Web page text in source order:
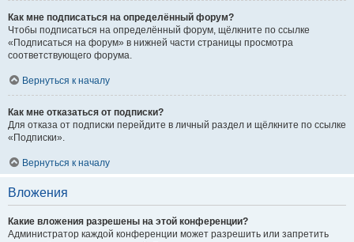
Как мне подписаться на определённый форум?
Чтобы подписаться на определённый форум, щёлкните по ссылке
«Подписаться на форум» в нижней части страницы просмотра
соответствующего форума.
Вернуться к началу
Как мне отказаться от подписки?
Для отказа от подписки перейдите в личный раздел и щёлкните по ссылке
«Подписки».
Вернуться к началу
Вложения
Какие вложения разрешены на этой конференции?
Администратор каждой конференции может разрешить или запретить